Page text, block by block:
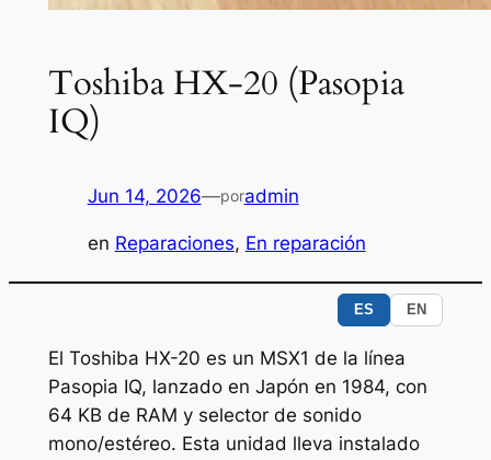
Toshiba HX-20 (Pasopia
IQ)
Jun 14, 2026—poradmin
en Reparaciones, En reparación
ES EN
El Toshiba HX-20 es un MSX1 de la línea
Pasopia IQ, lanzado en Japón en 1984, con
64 KB de RAM y selector de sonido
mono/estéreo. Esta unidad lleva instalado